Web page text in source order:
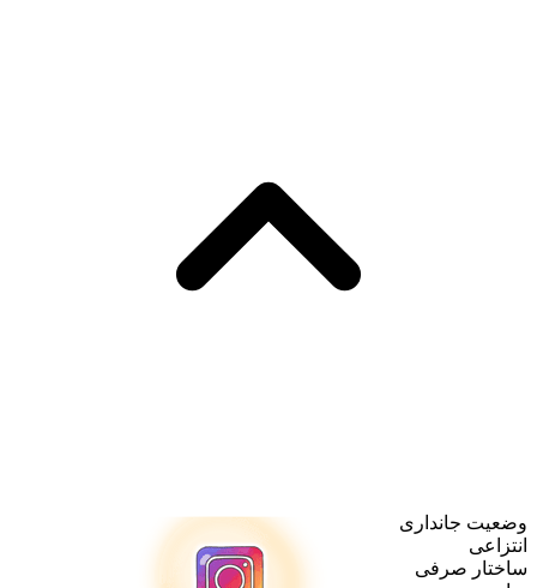
وضعیت جانداری
انتزاعی
ساختار صرفی